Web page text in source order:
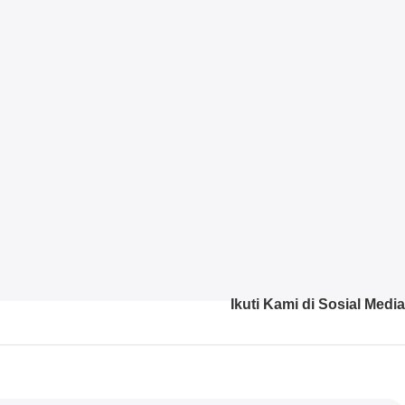
Ikuti Kami di Sosial Media